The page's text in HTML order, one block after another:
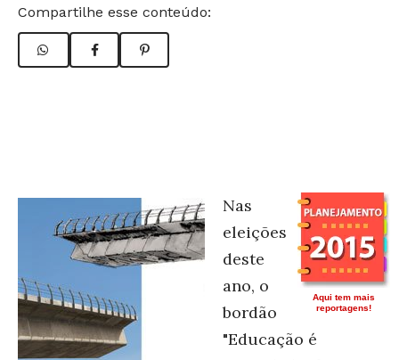
Compartilhe esse conteúdo:
Aqui tem mais
reportagens!
Nas
eleições
deste
ano, o
bordão
"Educação é